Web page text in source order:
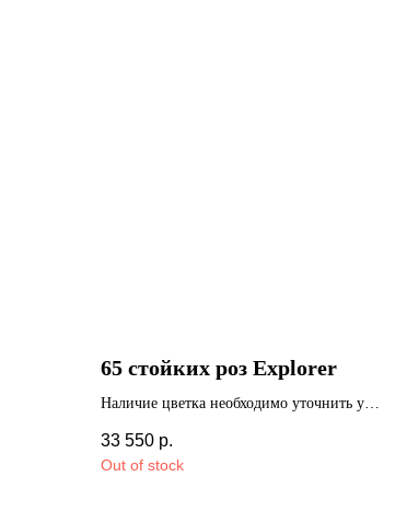
65 стойких роз Explorer
Наличие цветка необходимо уточнить у
вам замену
33 550 р.
Out of stock